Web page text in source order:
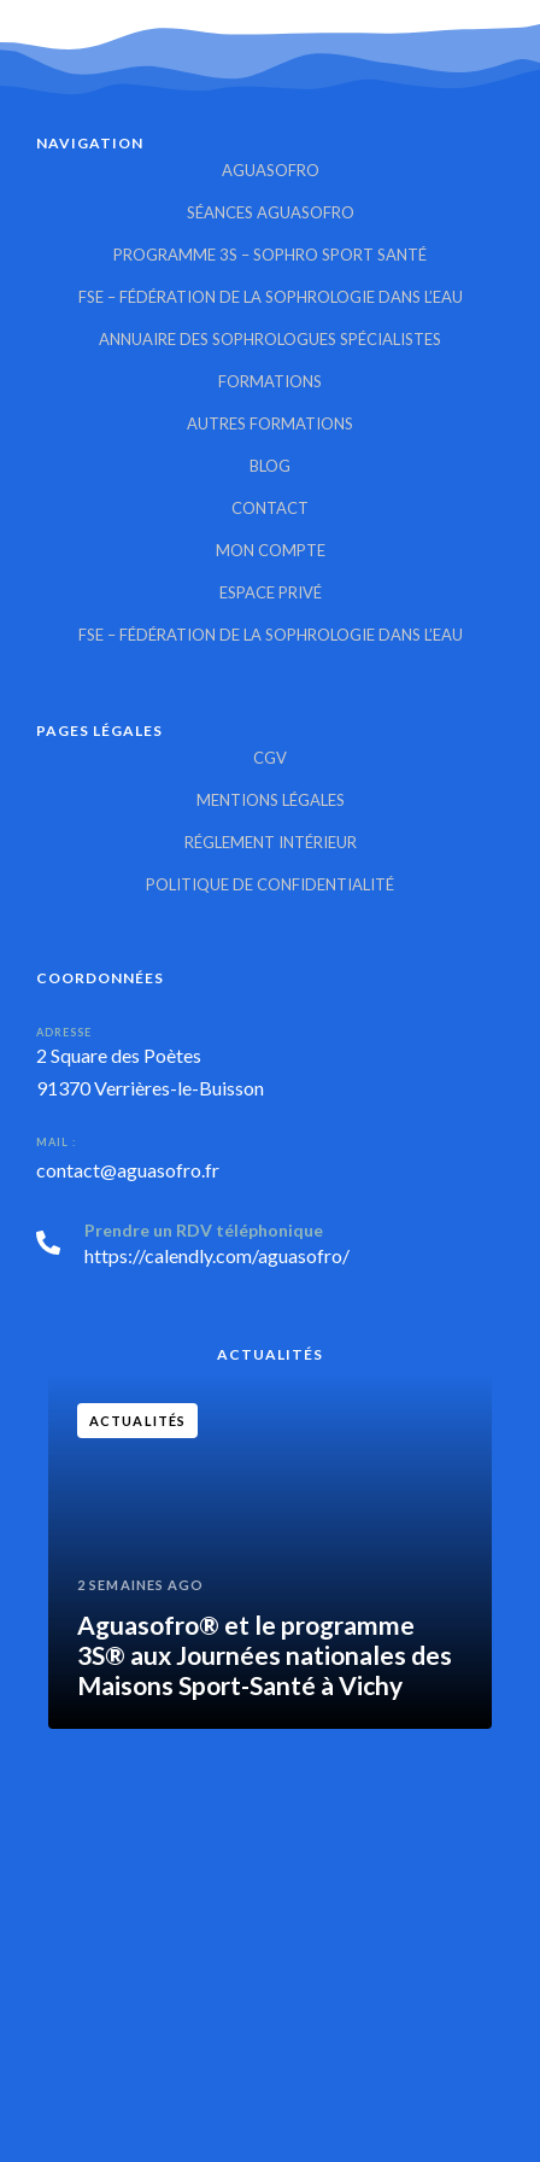
NAVIGATION
AGUASOFRO
SÉANCES AGUASOFRO
PROGRAMME 3S – SOPHRO SPORT SANTÉ
FSE – FÉDÉRATION DE LA SOPHROLOGIE DANS L’EAU
ANNUAIRE DES SOPHROLOGUES SPÉCIALISTES
FORMATIONS
AUTRES FORMATIONS
BLOG
CONTACT
MON COMPTE
ESPACE PRIVÉ
FSE – FÉDÉRATION DE LA SOPHROLOGIE DANS L’EAU
PAGES LÉGALES
CGV
MENTIONS LÉGALES
RÉGLEMENT INTÉRIEUR
POLITIQUE DE CONFIDENTIALITÉ
COORDONNÉES
ADRESSE
2 Square des Poètes
91370 Verrières-le-Buisson
MAIL :
contact@aguasofro.fr
Prendre un RDV téléphonique
https://calendly.com/aguasofro/
ACTUALITÉS
ACTUALITÉS
2 SEMAINES AGO
Aguasofro® et le programme
3S® aux Journées nationales des
Maisons Sport-Santé à Vichy